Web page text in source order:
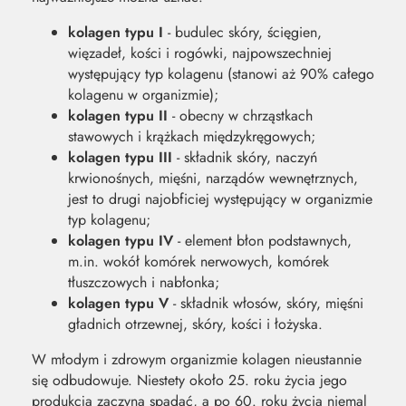
kolagen typu I - budulec skóry, ścięgien,
więzadeł, kości i rogówki, najpowszechniej
występujący typ kolagenu (stanowi aż 90% całego
kolagenu w organizmie);
kolagen typu II - obecny w chrząstkach
stawowych i krążkach międzykręgowych;
kolagen typu III - składnik skóry, naczyń
krwionośnych, mięśni, narządów wewnętrznych,
jest to drugi najobficiej występujący w organizmie
typ kolagenu;
kolagen typu IV - element błon podstawnych,
m.in. wokół komórek nerwowych, komórek
tłuszczowych i nabłonka;
kolagen typu V - składnik włosów, skóry, mięśni
gładnich otrzewnej, skóry, kości i łożyska.
W młodym i zdrowym organizmie kolagen nieustannie
się odbudowuje. Niestety około 25. roku życia jego
produkcja zaczyna spadać, a po 60. roku życia niemal